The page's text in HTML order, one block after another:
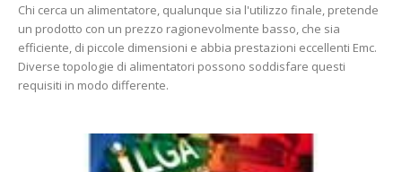
Chi cerca un alimentatore, qualunque sia l'utilizzo finale, pretende
un prodotto con un prezzo ragionevolmente basso, che sia
efficiente, di piccole dimensioni e abbia prestazioni eccellenti Emc.
Diverse topologie di alimentatori possono soddisfare questi
requisiti in modo differente.